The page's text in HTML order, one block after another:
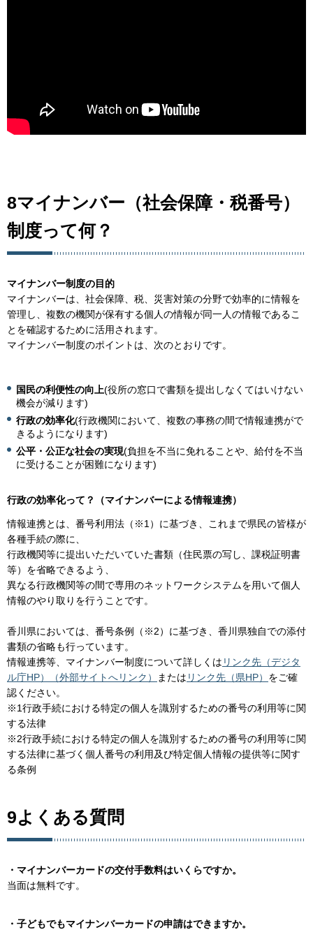
8マイナンバー（社会保障・税番号）
制度って何？
マイナンバー制度の目的
マイナンバーは、社会保障、税、災害対策の分野で効率的に情報を
管理し、複数の機関が保有する個人の情報が同一人の情報であるこ
とを確認するために活用されます。
マイナンバー制度のポイントは、次のとおりです。
国民の利便性の向上(役所の窓口で書類を提出しなくてはいけない
機会が減ります)
行政の効率化(行政機関において、複数の事務の間で情報連携がで
きるようになります)
公平・公正な社会の実現(負担を不当に免れることや、給付を不当
に受けることが困難になります)
行政の効率化って？（マイナンバーによる情報連携）
情報連携とは、番号利用法（※1）に基づき、これまで県民の皆様が
各種手続の際に、
行政機関等に提出いただいていた書類（住民票の写し、課税証明書
等）を省略できるよう、
異なる行政機関等の間で専用のネットワークシステムを用いて個人
情報のやり取りを行うことです。
香川県においては、番号条例（※2）に基づき、香川県独自での添付
書類の省略も行っています。
情報連携等、マイナンバー制度について詳しくは リンク先（デジタ
ル庁HP）（外部サイトへリンク）
または リンク先（県HP） をご確
認ください。
※1行政手続における特定の個人を識別するための番号の利用等に関
する法律
※2行政手続における特定の個人を識別するための番号の利用等に関
する法律に基づく個人番号の利用及び特定個人情報の提供等に関す
る条例
9よくある質問
・マイナンバーカードの交付手数料はいくらですか。
当面は無料です。
・子どもでもマイナンバーカードの申請はできますか。